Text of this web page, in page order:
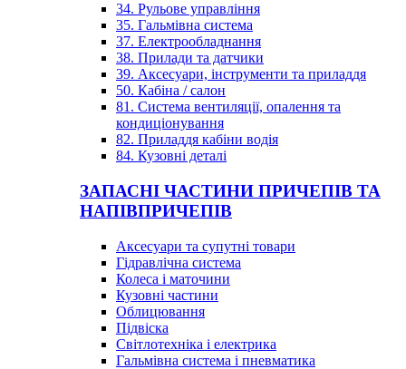
34. Рульове управління
35. Гальмівна система
37. Електрообладнання
38. Прилади та датчики
39. Аксесуари, інструменти та приладдя
50. Кабіна / салон
81. Система вентиляції, опалення та
кондиціонування
82. Приладдя кабіни водія
84. Кузовні деталі
ЗАПАСНІ ЧАСТИНИ ПРИЧЕПІВ ТА
НАПІВПРИЧЕПІВ
Аксесуари та супутні товари
Гідравлічна система
Колеса і маточини
Кузовні частини
Облицювання
Підвіска
Світлотехніка і електрика
Гальмівна система і пневматика